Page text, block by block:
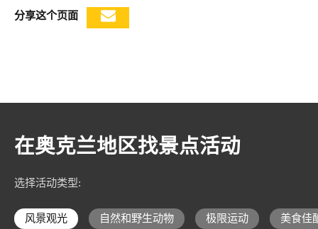
分享这个页面
在奥克兰地区找景点活动
选择活动类型:
风景观光 自然和野生动物 极限运动 美食佳